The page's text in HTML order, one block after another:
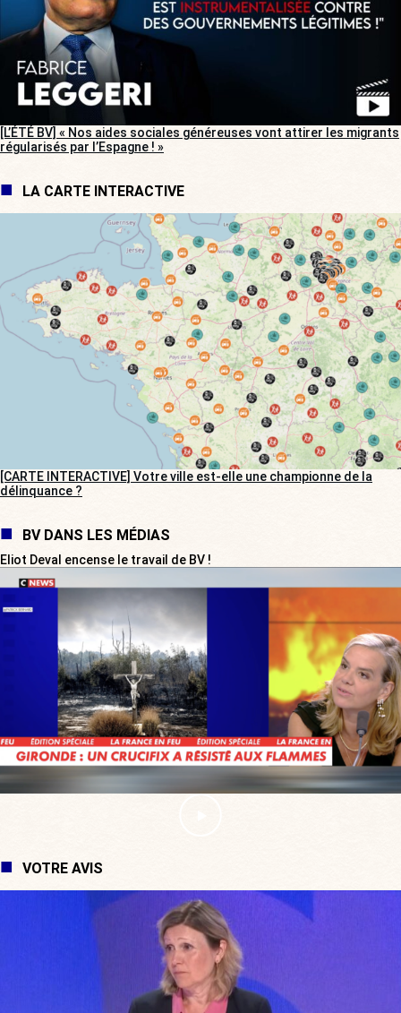
[L’ÉTÉ BV] « Nos aides sociales généreuses vont attirer les migrants
régularisés par l’Espagne ! »
LA CARTE INTERACTIVE
[CARTE INTERACTIVE] Votre ville est-elle une championne de la
délinquance ?
BV DANS LES MÉDIAS
Eliot Deval encense le travail de BV !
VOTRE AVIS